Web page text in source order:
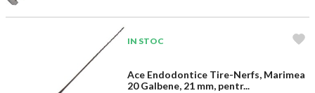
IN STOC
Ace Endodontice Tire-Nerfs, Marimea
20 Galbene, 21 mm, pentr...